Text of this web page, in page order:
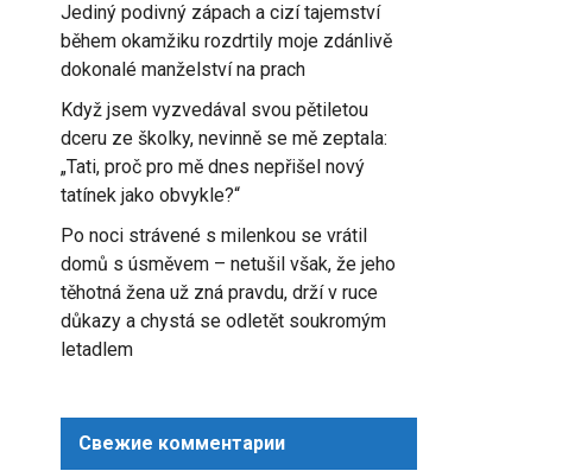
Jediný podivný zápach a cizí tajemství
během okamžiku rozdrtily moje zdánlivě
dokonalé manželství na prach
Když jsem vyzvedával svou pětiletou
dceru ze školky, nevinně se mě zeptala:
„Tati, proč pro mě dnes nepřišel nový
tatínek jako obvykle?“
Po noci strávené s milenkou se vrátil
domů s úsměvem – netušil však, že jeho
těhotná žena už zná pravdu, drží v ruce
důkazy a chystá se odletět soukromým
letadlem
Свежие комментарии